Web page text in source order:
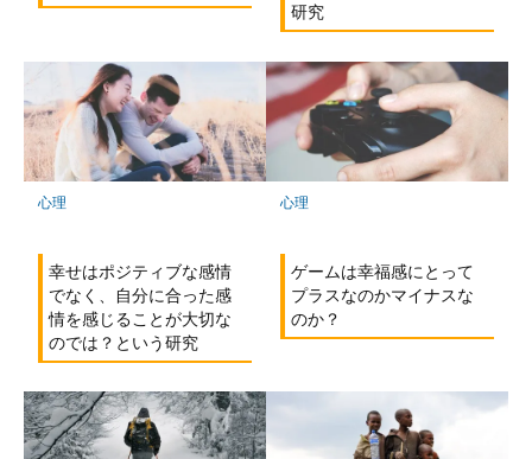
研究
心理
幸せはポジティブな感情
でなく、自分に合った感
情を感じることが大切な
のでは？という研究
心理
ゲームは幸福感にとって
プラスなのかマイナスな
のか？